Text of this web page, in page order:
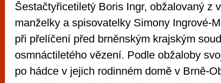
Šestačtyřicetiletý Boris Ingr, obžalovaný z
manželky a spisovatelky Simony Ingrové-
při přelíčení před brněnským krajským
osmnáctiletého vězení. Podle obžaloby
po hádce v jejich rodinném domě v Brně-